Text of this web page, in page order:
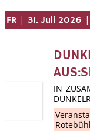
FR | 31. Juli 2026 |
IN